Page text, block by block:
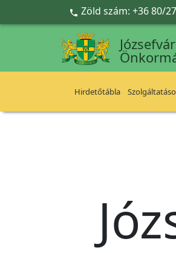
Ugrás a fő tartalomra
 Zöld szám: +36 80/
Hirdetőtábla